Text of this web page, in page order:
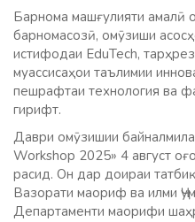
Барнома машғулияти амалӣ
барномасозӣ, омӯзиши
истифодаи EduTech,
муассисаҳои таълимии
пешрафтаи технология ва
гирифт.
Даври омӯзишии
Workshop 2025» 4 август
расид. Он дар доираи
Вазорати маориф ва илми
Департаменти маорифи